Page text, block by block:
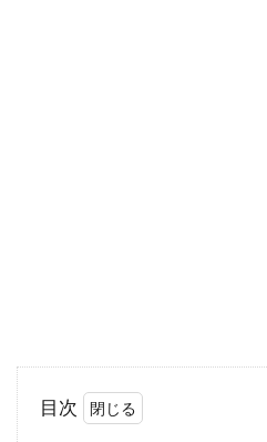
の高い種
いつの時期
目次